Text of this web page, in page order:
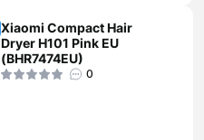
Xiaomi Compact Hair
Dryer H101 Pink EU
(BHR7474EU)
0